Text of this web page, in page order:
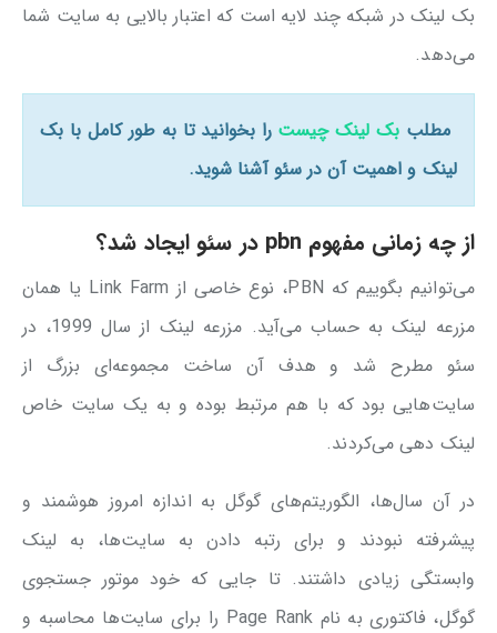
بک لینک در شبکه چند لایه است که اعتبار بالایی به سایت شما
می‌دهد.
مطلب بک لینک چیست را بخوانید تا به طور کامل با بک
لینک و اهمیت آن در سئو آشنا شوید.
از چه زمانی مفهوم pbn در سئو ایجاد شد؟
می‌توانیم بگوییم که PBN، نوع خاصی از Link Farm یا همان
مزرعه لینک به حساب می‌آید. مزرعه لینک از سال 1999، در
سئو مطرح شد و هدف آن ساخت مجموعه‌ای بزرگ از
سایت‌هایی بود که با هم مرتبط بوده و به یک سایت خاص
لینک دهی می‌کردند.
در آن سال‌ها، الگوریتم‌های گوگل به اندازه امروز هوشمند و
پیشرفته نبودند و برای رتبه دادن به سایت‌ها، به لینک
وابستگی زیادی داشتند. تا جایی که خود موتور جستجوی
گوگل، فاکتوری به نام Page Rank را برای سایت‌ها محاسبه و